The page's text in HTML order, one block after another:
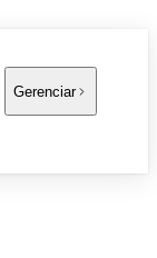
Gerenciar